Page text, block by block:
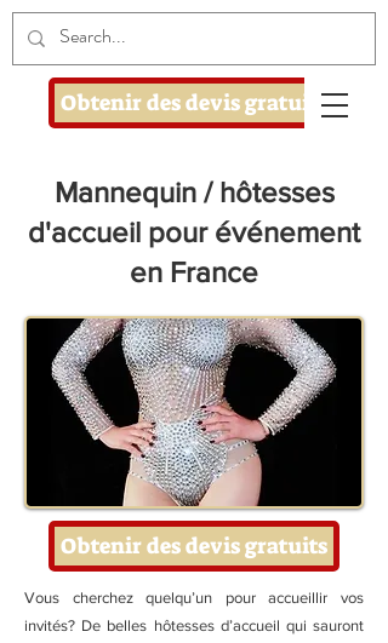
Obtenir des devis gratuits
Mannequin / hôtesses
d'accueil pour événement
en France
Obtenir des devis gratuits
Vous cherchez quelqu’un pour accueillir vos
invités? De belles hôtesses d’accueil qui sauront